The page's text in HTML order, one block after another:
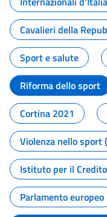
Cavalieri della
Sport e salute
Riforma dello sport
Cortina 2021
Violenza nello sport
Istituto per il
Parlamento europeo